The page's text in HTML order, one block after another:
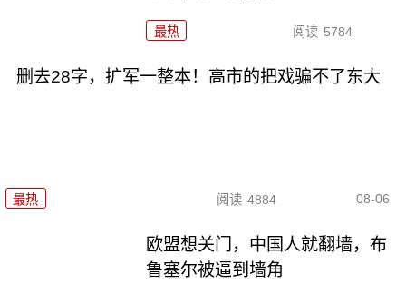
最热 阅读 5784
删去28字，扩军一整本！高市的把戏骗不了东大
最热 阅读 4884 08-06
欧盟想关门，中国人就翻墙，布
鲁塞尔被逼到墙角